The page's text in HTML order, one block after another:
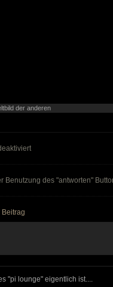
der anderen
Benutzung des "antworten"
Beitrag
"pi lounge" eigentlich ist....